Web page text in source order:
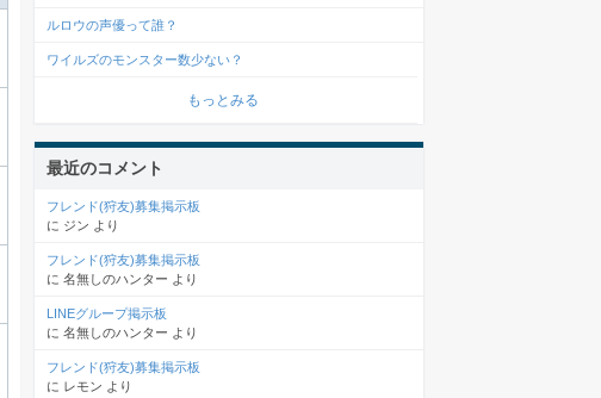
ルロウの声優って誰？
ワイルズのモンスター数少ない？
もっとみる
最近のコメント
フレンド(狩友)募集掲示板
に ジン より
フレンド(狩友)募集掲示板
に 名無しのハンター より
LINEグループ掲示板
に 名無しのハンター より
フレンド(狩友)募集掲示板
に レモン より